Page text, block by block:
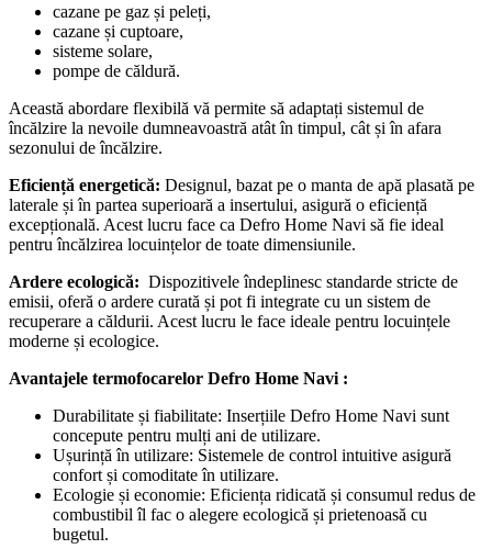
cazane pe gaz și peleți,
cazane și cuptoare,
sisteme solare,
pompe de căldură.
Această abordare flexibilă vă permite să adaptați sistemul de
încălzire la nevoile dumneavoastră atât în ​​timpul, cât și în afara
sezonului de încălzire.
Eficiență energetică: Designul, bazat pe o manta de apă plasată pe
laterale și în partea superioară a insertului, asigură o eficiență
excepțională. Acest lucru face ca Defro Home Navi să fie ideal
pentru încălzirea locuințelor de toate dimensiunile.
Ardere ecologică: Dispozitivele îndeplinesc standarde stricte de
emisii, oferă o ardere curată și pot fi integrate cu un sistem de
recuperare a căldurii. Acest lucru le face ideale pentru locuințele
moderne și ecologice.
Avantajele termofocarelor Defro Home Navi :
Durabilitate și fiabilitate: Inserțiile Defro Home Navi sunt
concepute pentru mulți ani de utilizare.
Ușurință în utilizare: Sistemele de control intuitive asigură
confort și comoditate în utilizare.
Ecologie și economie: Eficiența ridicată și consumul redus de
combustibil îl fac o alegere ecologică și prietenoasă cu
bugetul.